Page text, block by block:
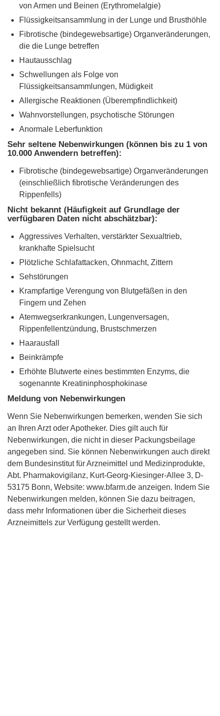
von Armen und Beinen (Erythromelalgie)
Flüssigkeitsansammlung in der Lunge und Brusthöhle
Fibrotische (bindegewebsartige) Organveränderungen,
die die Lunge betreffen
Hautausschlag
Schwellungen als Folge von
Flüssigkeitsansammlungen, Müdigkeit
Allergische Reaktionen (Überempfindlichkeit)
Wahnvorstellungen, psychotische Störungen
Anormale Leberfunktion
Sehr seltene Nebenwirkungen (können bis zu 1 von
10.000 Anwendern betreffen):
Fibrotische (bindegewebsartige) Organveränderungen
(einschließlich fibrotische Veränderungen des
Rippenfells)
Nicht bekannt (Häufigkeit auf Grundlage der
verfügbaren Daten nicht abschätzbar):
Aggressives Verhalten, verstärkter Sexualtrieb,
krankhafte Spielsucht
Plötzliche Schlafattacken, Ohnmacht, Zittern
Sehstörungen
Krampfartige Verengung von Blutgefäßen in den
Fingern und Zehen
Atemwegserkrankungen, Lungenversagen,
Rippenfellentzündung, Brustschmerzen
Haarausfall
Beinkrämpfe
Erhöhte Blutwerte eines bestimmten Enzyms, die
sogenannte Kreatininphosphokinase
Meldung von Nebenwirkungen
Wenn Sie Nebenwirkungen bemerken, wenden Sie sich
an Ihren Arzt oder Apotheker. Dies gilt auch für
Nebenwirkungen, die nicht in dieser Packungsbeilage
angegeben sind. Sie können Nebenwirkungen auch direkt
dem Bundesinstitut für Arzneimittel und Medizinprodukte,
Abt. Pharmakovigilanz, Kurt-Georg-Kiesinger-Allee 3, D-
53175 Bonn, Website: www.bfarm.de anzeigen. Indem Sie
Nebenwirkungen melden, können Sie dazu beitragen,
dass mehr Informationen über die Sicherheit dieses
Arzneimittels zur Verfügung gestellt werden.